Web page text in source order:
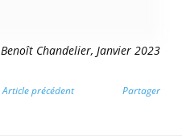
Benoît Chandelier, Janvier 2023
Article précédent Partager